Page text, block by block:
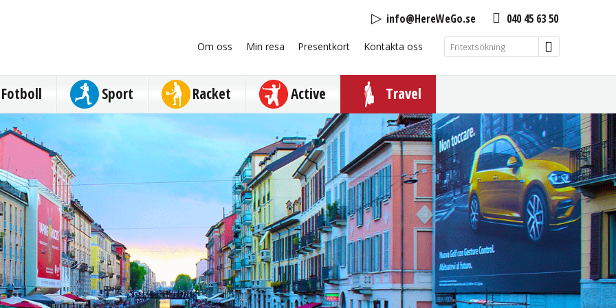
040 45 63 50
info@HereWeGo.se
Om oss Min resa Presentkort Kontakta oss
Fotboll Sport Racket Active Travel